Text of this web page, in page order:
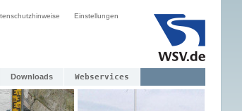
Einstellungen
Downloads Webservices